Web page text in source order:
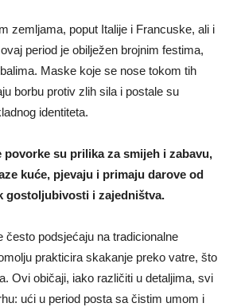
zemljama, poput Italije i Francuske, ali i
period je obilježen brojnim festima,
Maske koje se nose tokom tih
borbu protiv zlih sila i postale su
identiteta.
povorke su prilika za smijeh i zabavu,
kuće, pjevaju i primaju darove od
gostoljubivosti i zajedništva.
često podsjećaju na tradicionalne
prakticira skakanje preko vatre, što
Ovi običaji, iako različiti u detaljima, svi
ući u period posta sa čistim umom i